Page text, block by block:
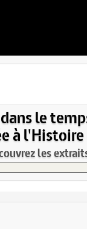
le
à l'Histoire
les